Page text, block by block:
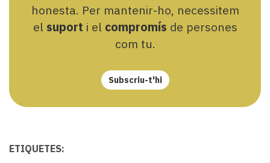
honesta. Per mantenir-ho, necessitem
el suport i el compromís de persones
com tu.
Subscriu-t'hi
ETIQUETES: